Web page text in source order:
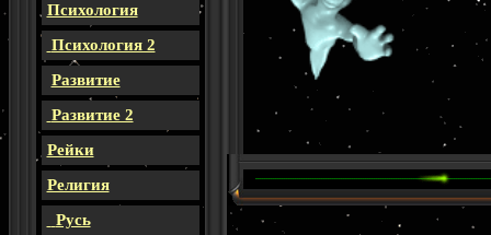
Психология
Психология 2
Развитие
Развитие 2
Рейки
Религия
Русь